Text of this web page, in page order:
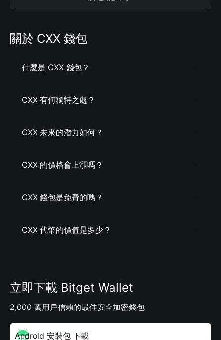
關於 CXX 錢包
什麼是 CXX 錢包？
CXX 有何獨特之處？
CXX 未來的潛力如何？
CXX 的價格會上漲嗎？
CXX 錢包是免費的嗎？
CXX 代幣的價值是多少？
立即下載 Bitget Wallet
2,000 萬用戶信賴的最佳安全加密錢包
Android 安裝包 下載